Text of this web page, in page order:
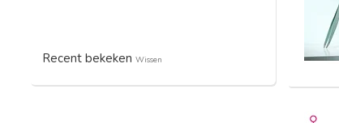
Recent bekeken Wissen